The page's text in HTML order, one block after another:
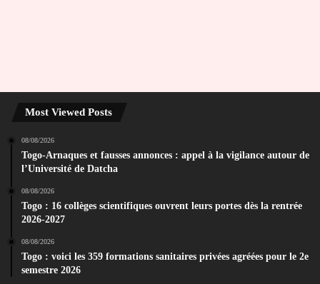
Most Viewed Posts
08/08/2026
Togo-Arnaques et fausses annonces : appel à la vigilance autour de
l’Université de Datcha
08/08/2026
Togo : 16 collèges scientifiques ouvrent leurs portes dès la rentrée
2026-2027
08/08/2026
Togo : voici les 359 formations sanitaires privées agréées pour le 2e
semestre 2026